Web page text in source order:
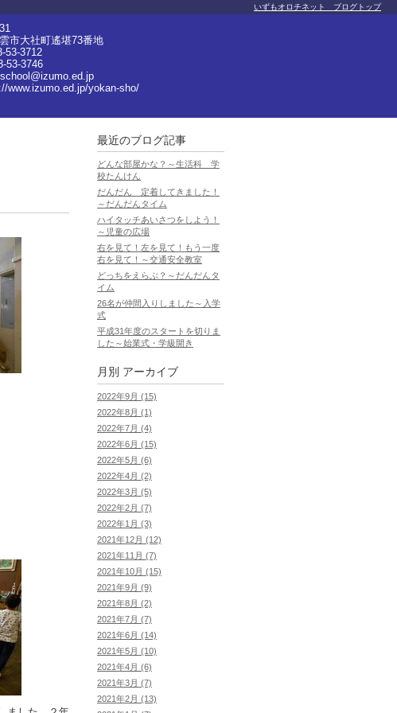
市大社町遙堪73番地
53-3712
53-3746
www.izumo.ed.jp/yokan-sho/
いずもオロチネット ブログトップ
最近のブログ記事
どんな部屋かな？～生活科 学
校たんけん
だんだん 定着してきました！
～だんだんタイム
ハイタッチあいさつをしよう！
～児童の広場
右を見て！左を見て！もう一度
右を見て！～交通安全教室
どっちをえらぶ？～だんだんタ
イム
26名が仲間入りしました～入学
式
平成31年度のスタートを切りま
した～始業式・学級開き
月別 アーカイブ
2022年9月 (15)
2022年8月 (1)
2022年7月 (4)
2022年6月 (15)
2022年5月 (6)
2022年4月 (2)
2022年3月 (5)
2022年2月 (7)
2022年1月 (3)
2021年12月 (12)
2021年11月 (7)
2021年10月 (15)
2021年9月 (9)
2021年8月 (2)
2021年7月 (7)
2021年6月 (14)
2021年5月 (10)
2021年4月 (6)
2021年3月 (7)
2021年2月 (13)